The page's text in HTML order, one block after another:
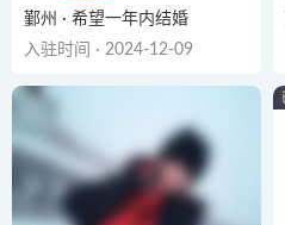
鄞州 · 希望一年内结婚
入驻时间 · 2024-12-09